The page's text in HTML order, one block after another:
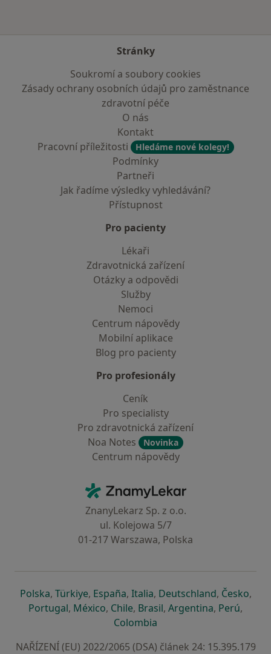
Stránky
Soukromí a soubory cookies
Zásady ochrany osobních údajů pro zaměstnance
zdravotní péče
O nás
Kontakt
Pracovní příležitosti
Hledáme nové kolegy!
Podmínky
Partneři
Jak řadíme výsledky vyhledávání?
Přístupnost
Pro pacienty
Lékaři
Zdravotnická zařízení
Otázky a odpovědi
Služby
Nemoci
Centrum nápovědy
Mobilní aplikace
Blog pro pacienty
Pro profesionály
Ceník
Pro specialisty
Pro zdravotnická zařízení
Noa Notes
Novinka
Centrum nápovědy
ZnamyLekar - Hlavní stránka
ZnanyLekarz Sp. z o.o.
ul. Kolejowa 5/7
01-217 Warszawa, Polska
Polskase otevře v nové záložce
, Türkiyese otevře v nové záložce
, Españase otevře v nové záložce
, Italiase otevře v nové záložce
, Deutschlandse otevře v
, Českose
,
Portugalse otevře v nové záložce
, Méxicose otevře v nové záložce
, Chilese otevře v nové záložce
, Brasilse otevře v nové
, Argentinase otevře v
, Perúse
,
Colombia
NAŘÍZENÍ (EU) 2022/2065 (DSA) článek 24: 15.395.179